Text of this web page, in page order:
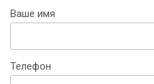
Ваше имя
Телефон